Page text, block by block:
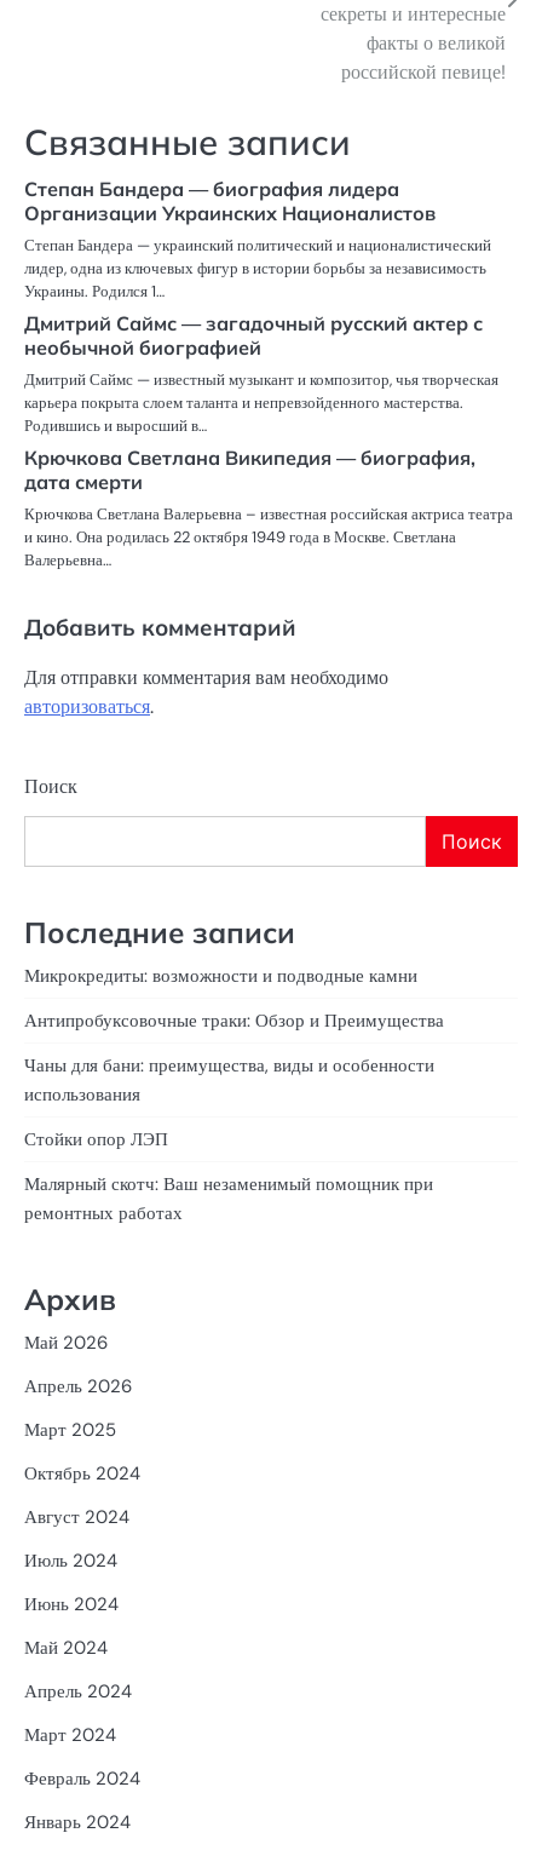
секреты и интересные
факты о великой
российской певице!
Связанные записи
Степан Бандера — биография лидера
Организации Украинских Националистов
Степан Бандера — украинский политический и националистический
лидер, одна из ключевых фигур в истории борьбы за независимость
Украины. Родился 1…
Дмитрий Саймс — загадочный русский актер с
необычной биографией
Дмитрий Саймс — известный музыкант и композитор, чья творческая
карьера покрыта слоем таланта и непревзойденного мастерства.
Родившись и выросший в…
Крючкова Светлана Википедия — биография,
дата смерти
Крючкова Светлана Валерьевна – известная российская актриса театра
и кино. Она родилась 22 октября 1949 года в Москве. Светлана
Валерьевна…
Добавить комментарий
Для отправки комментария вам необходимо
авторизоваться.
Поиск
Поиск
Последние записи
Микрокредиты: возможности и подводные камни
Антипробуксовочные траки: Обзор и Преимущества
Чаны для бани: преимущества, виды и особенности
использования
Стойки опор ЛЭП
Малярный скотч: Ваш незаменимый помощник при
ремонтных работах
Архив
Май 2026
Апрель 2026
Март 2025
Октябрь 2024
Август 2024
Июль 2024
Июнь 2024
Май 2024
Апрель 2024
Март 2024
Февраль 2024
Январь 2024